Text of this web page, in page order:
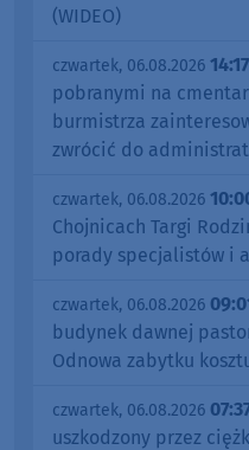
(WIDEO)
czwartek, 06.08.2026 14:17
pobranymi na
burmistrza
zwrócić do
czwartek, 06.08.2026
Chojnicach Targi
porady specjalistów i
czwartek, 06.08.2026
budynek dawnej
Odnowa zabytku
czwartek, 06.08.2026
uszkodzony przez